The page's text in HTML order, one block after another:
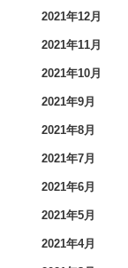
2021年12月
2021年11月
2021年10月
2021年9月
2021年8月
2021年7月
2021年6月
2021年5月
2021年4月